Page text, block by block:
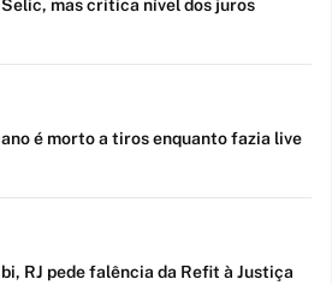
mas critica nível dos juros
é morto a tiros enquanto fazia live
RJ pede falência da Refit à Justiça